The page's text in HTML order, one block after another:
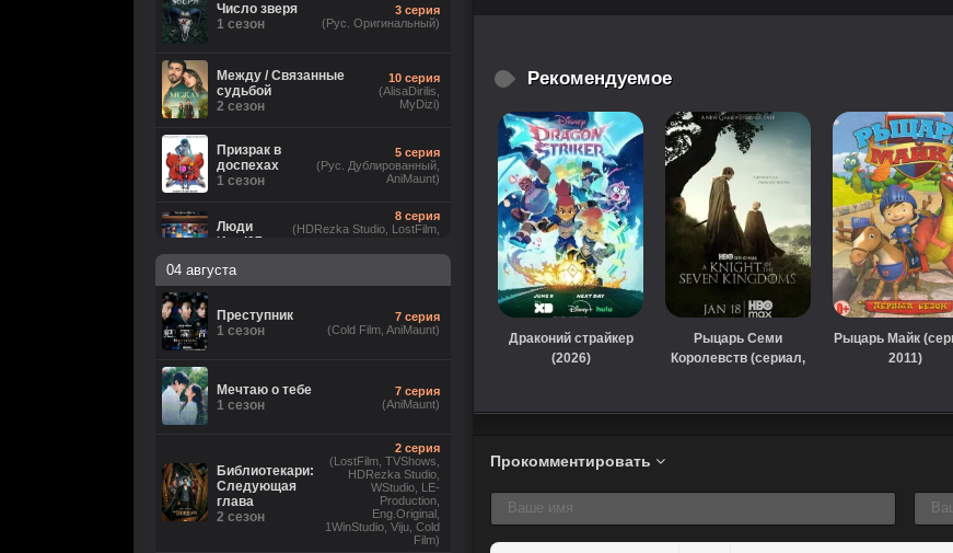
Рекомендуемое
Драконий страйкер
(2026)
Рыцарь Семи
Королевств (сериал,
Рыцарь Майк
2011)
Прокомментировать
Число зверя
1 сезон
3 серия
(Рус. Оригинальный)
Между / Связанные
судьбой
2 сезон
10 серия
(AlisaDirilis,
MyDizi)
Призрак в
доспехах
1 сезон
5 серия
(Рус. Дублированный,
AniMaunt)
Люди
Икс ’97
2 сезон
8 серия
(HDRezka Studio, LostFilm,
Eng.Original, JASKIER, Рус.
Лаки
1 сезон
HDrezka Studio (18+),
TVShows, Red Head Sound,
Анатомия
чувств
1 сезон
16 серия
(Рус.
Оригинальный)
Звёздные войны: Видения.
Девятый джедай
1 сезон
8
серия
(Cold
Film)
6 серия
(Рус. Оригинальный, Рус.
04 августа
Преступник
1 сезон
7 серия
(Cold Film, AniMaunt)
Мечтаю о тебе
1 сезон
7 серия
(AniMaunt)
Библиотекари:
Следующая
глава
2 сезон
2 серия
(LostFilm, TVShows,
HDRezka Studio,
WStudio, LE-
Production,
Eng.Original,
1WinStudio, Viju, Cold
Film)